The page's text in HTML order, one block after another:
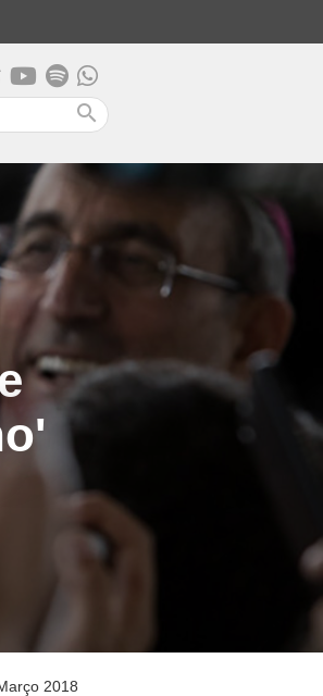
search
2018